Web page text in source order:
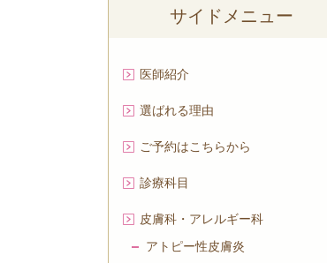
サイドメニュー
医師紹介
選ばれる理由
ご予約はこちらから
診療科目
皮膚科・アレルギー科
アトピー性皮膚炎